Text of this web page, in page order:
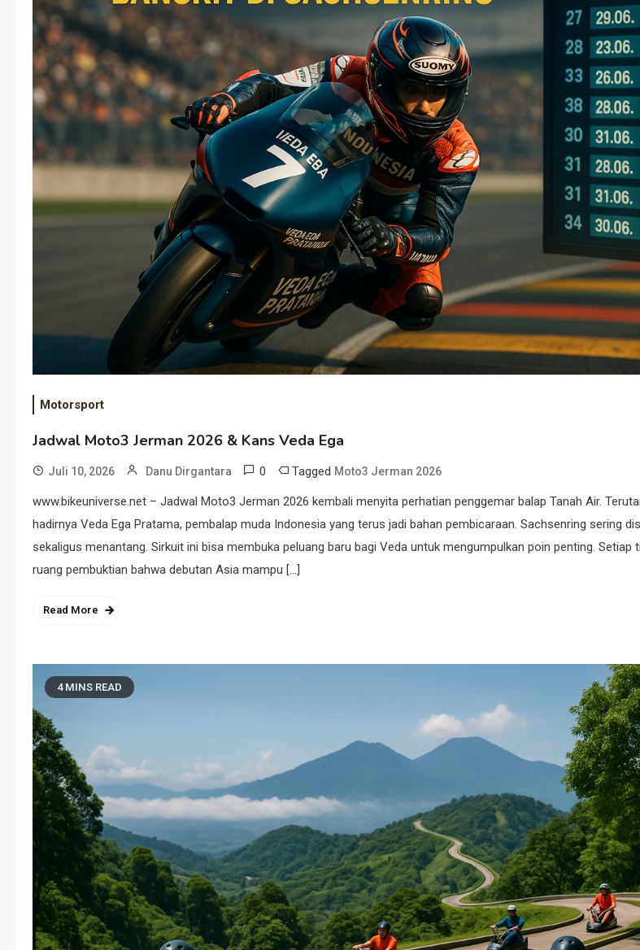
Motorsport
Jadwal Moto3 Jerman 2026 & Kans Veda Ega
Juli 10, 2026 Danu Dirgantara 0 Tagged Moto3 Jerman 2026
www.bikeuniverse.net – Jadwal Moto3 Jerman 2026 kembali menyita perhatian penggemar balap Tanah Air.
hadirnya Veda Ega Pratama, pembalap muda Indonesia yang terus jadi bahan pembicaraan. Sachsenring sering
sekaligus menantang. Sirkuit ini bisa membuka peluang baru bagi Veda untuk mengumpulkan poin penting. Setiap
ruang pembuktian bahwa debutan Asia mampu […]
Read More
4 MINS READ